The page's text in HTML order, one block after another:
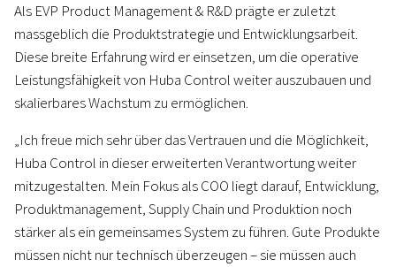
Als EVP Product Management & R&D prägte er zuletzt
massgeblich die Produktstrategie und Entwicklungsarbeit.
Diese breite Erfahrung wird er einsetzen, um die operative
Leistungsfähigkeit von Huba Control weiter auszubauen und
skalierbares Wachstum zu ermöglichen.
„Ich freue mich sehr über das Vertrauen und die Möglichkeit,
Huba Control in dieser erweiterten Verantwortung weiter
mitzugestalten. Mein Fokus als COO liegt darauf, Entwicklung,
Produktmanagement, Supply Chain und Produktion noch
stärker als ein gemeinsames System zu führen. Gute Produkte
müssen nicht nur technisch überzeugen – sie müssen auch